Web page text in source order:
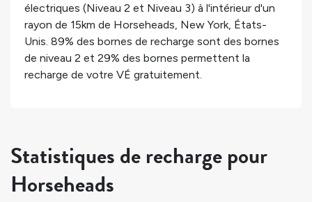
électriques (Niveau 2 et Niveau 3) à l'intérieur d'un
rayon de 15km de Horseheads, New York, États-
Unis. 89% des bornes de recharge sont des bornes
de niveau 2 et 29% des bornes permettent la
recharge de votre VÉ gratuitement.
Statistiques de recharge pour
Horseheads